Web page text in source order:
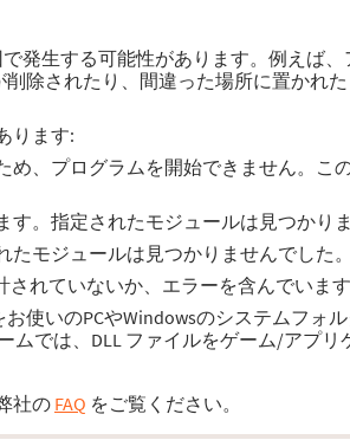
発生する可能性があります。例えば
除されたり、間違った場所に置かれ
ります:
め、プログラムを開始できません。こ
。指定されたモジュールは見つかりま
モジュールは見つかりませんでした。
れていないか、エラーを含んでいます
使いのPCやWindowsのシステムフォ
ムでは、DLL ファイルをゲーム/アプ
社の FAQ をご覧ください。